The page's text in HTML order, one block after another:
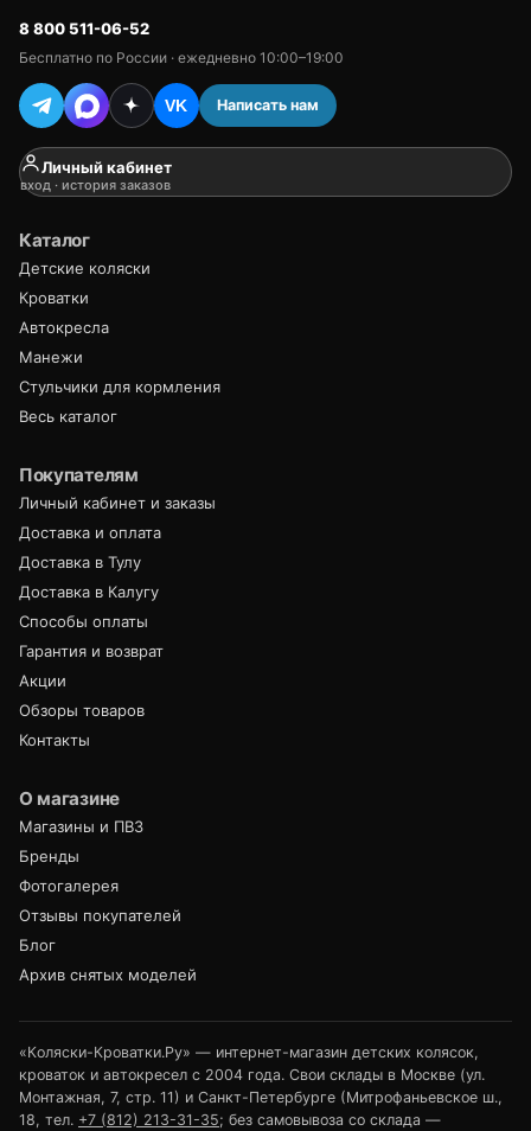
8 800 511-06-52
Бесплатно по России · ежедневно 10:00–19:00
VK Написать нам
Личный кабинет
вход · история заказов
Каталог
Детские коляски
Кроватки
Автокресла
Манежи
Стульчики для кормления
Весь каталог
Покупателям
Личный кабинет и заказы
Доставка и оплата
Доставка в Тулу
Доставка в Калугу
Способы оплаты
Гарантия и возврат
Акции
Обзоры товаров
Контакты
О магазине
Магазины и ПВЗ
Бренды
Фотогалерея
Отзывы покупателей
Блог
Архив снятых моделей
«Коляски-Кроватки.Ру» — интернет-магазин детских колясок,
кроваток и автокресел с 2004 года. Свои склады в Москве (ул.
Монтажная, 7, стр. 11) и Санкт-Петербурге (Митрофаньевское ш.,
18, тел. +7 (812) 213-31-35; без самовывоза со склада —